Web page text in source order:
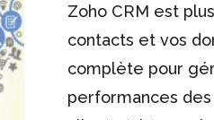
Zoho CRM est
contacts et vos
complète pour
performances